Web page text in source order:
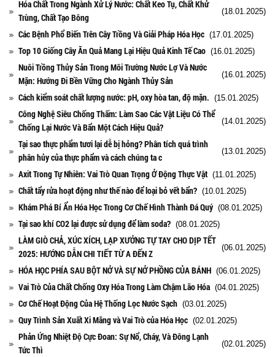
Hóa Chất Trong Ngành Xử Lý Nước: Chất Keo Tụ, Chất Khử
Trùng, Chất Tạo Bông
(18.01.2025)
Các Bệnh Phổ Biến Trên Cây Trồng Và Giải Pháp Hóa Học (17.01.2025)
Top 10 Giống Cây Ăn Quả Mang Lại Hiệu Quả Kinh Tế Cao (16.01.2025)
Nuôi Trồng Thủy Sản Trong Môi Trường Nước Lợ Và Nước
Mặn: Hướng Đi Bền Vững Cho Ngành Thủy Sản
(16.01.2025)
Cách kiểm soát chất lượng nước: pH, oxy hòa tan, độ mặn. (15.01.2025)
Công Nghệ Siêu Chống Thấm: Làm Sao Các Vật Liệu Có Thể
Chống Lại Nước Và Bẩn Một Cách Hiệu Quả?
(14.01.2025)
Tại sao thực phẩm tươi lại dễ bị hỏng? Phân tích quá trình
phân hủy của thực phẩm và cách chúng ta c
(13.01.2025)
Axit Trong Tự Nhiên: Vai Trò Quan Trọng Ở Động Thực Vật (11.01.2025)
Chất tẩy rửa hoạt động như thế nào để loại bỏ vết bẩn? (10.01.2025)
Khám Phá Bí Ẩn Hóa Học Trong Cơ Chế Hình Thành Đá Quý (08.01.2025)
Tại sao khí CO2 lại được sử dụng để làm soda? (08.01.2025)
LÀM GIÒ CHẢ, XÚC XÍCH, LẠP XƯỞNG TỰ TAY CHO DỊP TẾT
2025: HƯỚNG DẪN CHI TIẾT TỪ A ĐẾN Z
(06.01.2025)
HÓA HỌC PHÍA SAU BỘT NỞ VÀ SỰ NỞ PHỒNG CỦA BÁNH (06.01.2025)
Vai Trò Của Chất Chống Oxy Hóa Trong Làm Chậm Lão Hóa (04.01.2025)
Cơ Chế Hoạt Động Của Hệ Thống Lọc Nước Sạch (03.01.2025)
Quy Trình Sản Xuất Xi Măng và Vai Trò của Hóa Học (02.01.2025)
Phản Ứng Nhiệt Độ Cực Đoan: Sự Nổ, Cháy, Và Đông Lạnh
Tức Thì
(02.01.2025)